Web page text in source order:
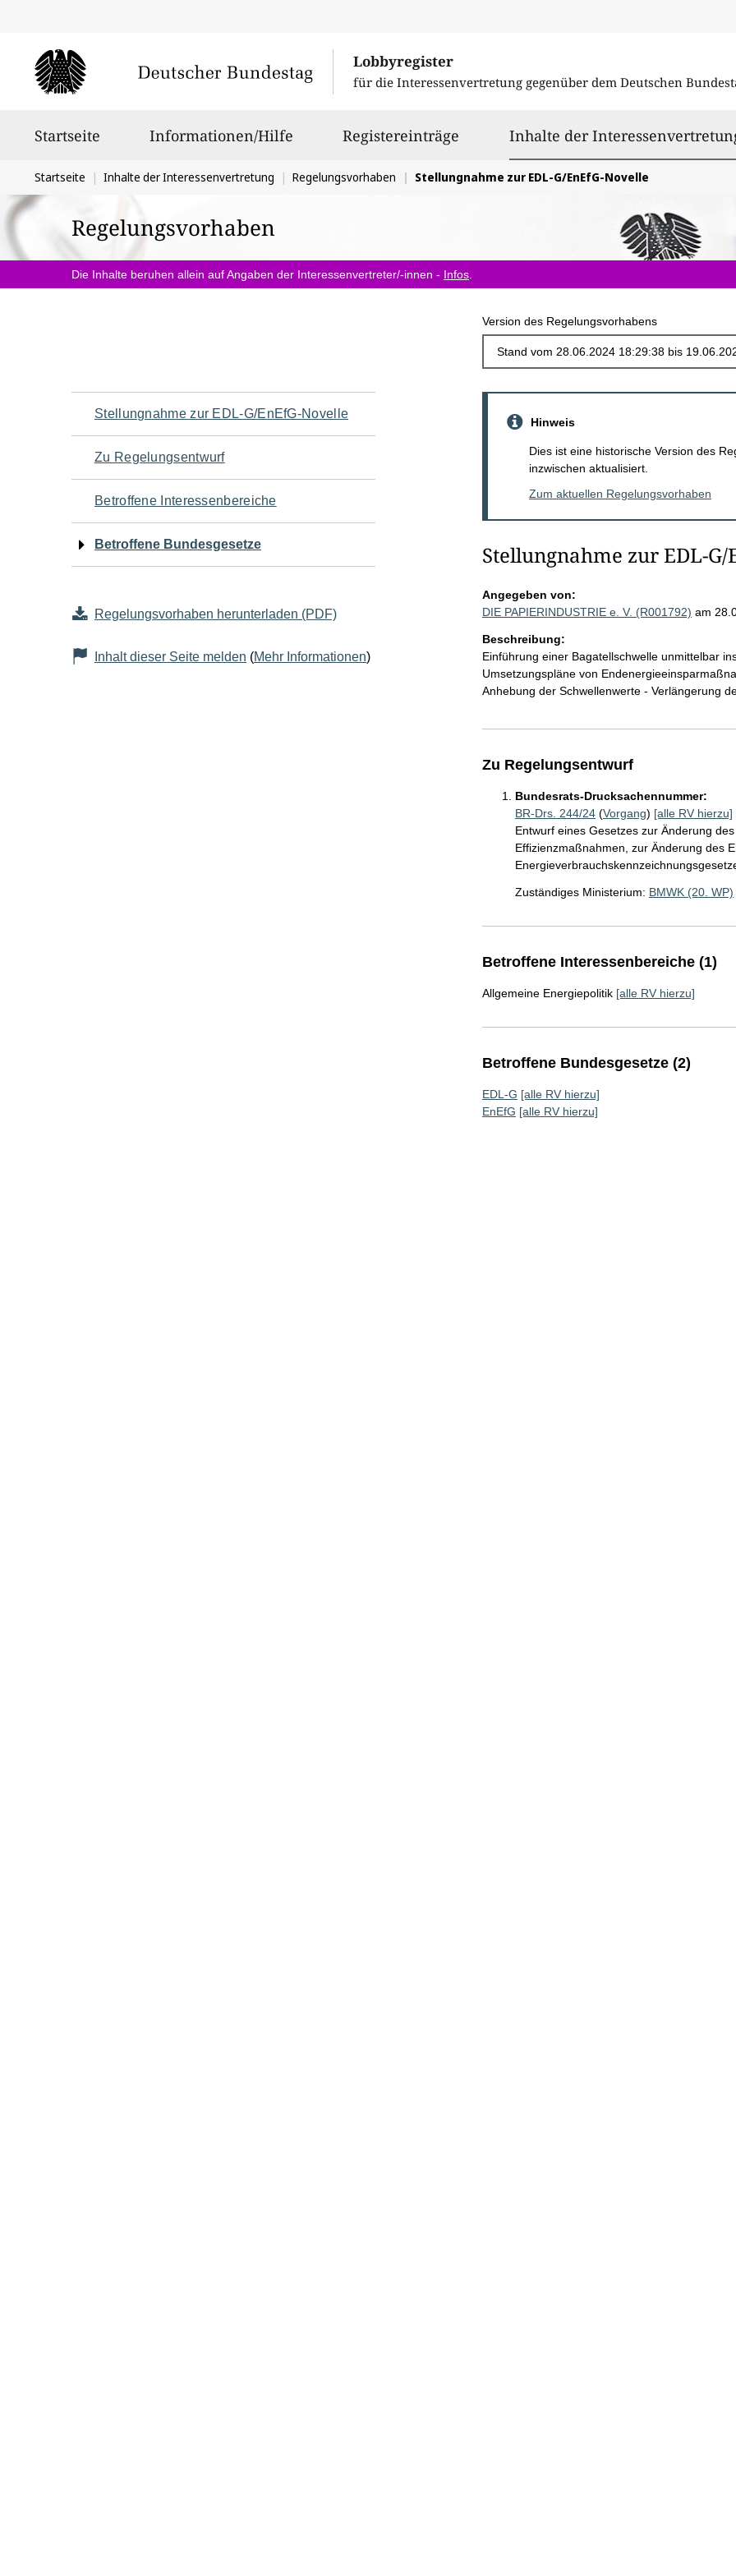
Lobbyregister
für die Interessenvertretung gegenüber dem Deutschen
Startseite Informationen/Hilfe Registereinträge Inhalte der
Sie
befinden
sich
hier:
Startseite Inhalte der Interessenvertretung Regelungsvorhaben Stellungnahme zur EDL-G/EnEfG-Novelle
Regelungsvorhaben
Die Inhalte beruhen allein auf Angaben der Interessenvertreter/-innen - Infos
Version des Regelungsvorhabens
Navigation
für
den
Seiteninhalt
Stellungnahme zur EDL-G/EnEfG-Novelle
Zu Regelungsentwurf
Betroffene Interessenbereiche
Betroffene Bundesgesetze
Regelungsvorhaben herunterladen (PDF)
Inhalt dieser Seite melden (Mehr Informationen)
Hinweis
Dies ist eine historische Version des
inzwischen aktualisiert.
Zum aktuellen Regelungsvorhaben
Stellungnahme zur EDL-G/
Angegeben von:
DIE PAPIERINDUSTRIE e. V. (R001792) am
Beschreibung:
Einführung einer Bagatellschwelle unmittelbar
Umsetzungspläne von
Anhebung der Schwellenwerte - Verlängerung
Zu Regelungsentwurf
Bundesrats-Drucksachennummer:
BR-Drs. 244/24(Vorgang) [alle RV hierzu]
Entwurf eines Gesetzes zur Änderung
Effizienzmaßnahmen, zur Änderung des
Zuständiges Ministerium: BMWK (20. WP)
Betroffene Interessenbereiche (1)
Allgemeine Energiepolitik [alle RV hierzu]
Betroffene Bundesgesetze (2)
EDL-G [alle RV hierzu]
EnEfG [alle RV hierzu]